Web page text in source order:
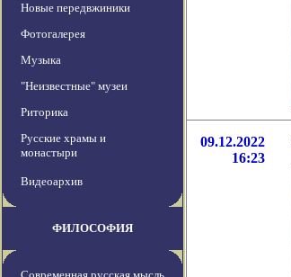
Новые передвжиники
Фотогалерея
Музыка
"Неизвестные" музеи
Риторика
Русские храмы и
монастыри
Видеоархив
ФИЛОСОФИЯ
09.12.2022
16:23